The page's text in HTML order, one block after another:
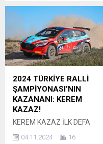
bir ortamda gerçekleşen
görüşmede, sporun
toplumsal birleştirici gücü ve
Antalyaspor’un Türk
futbolundaki yeri üzerine
değerlendirmelerde
bulunuldu. Ziyaret sırasında
Bedri Yalçın, Sinan Boztepe
ve yönetim kuruluna başarı
dileklerini ileterek, kulübün
Antalya için büyük bir...
2024 TÜRKİYE RALLİ
ŞAMPİYONASI’NIN
KAZANANI: KEREM
KAZAZ!
KEREM KAZAZ İLK DEFA
TÜRKİYE RALLİ
04.11.2024 16